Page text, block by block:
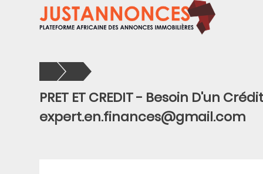
PRET ET CREDIT - Besoin D'un
expert.en.finances@gmail.com